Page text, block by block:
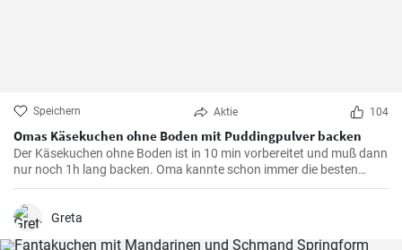
Speichern Aktie 104
Omas Käsekuchen ohne Boden mit Puddingpulver backen
Der Käsekuchen ohne Boden ist in 10 min vorbereitet und muß dann
nur noch 1h lang backen. Oma kannte schon immer die besten
Käsekuchen Rezepte für den Kaffeetisch und dieser wird mit Vanille
Puddingpulver stabilisiert.
Greta